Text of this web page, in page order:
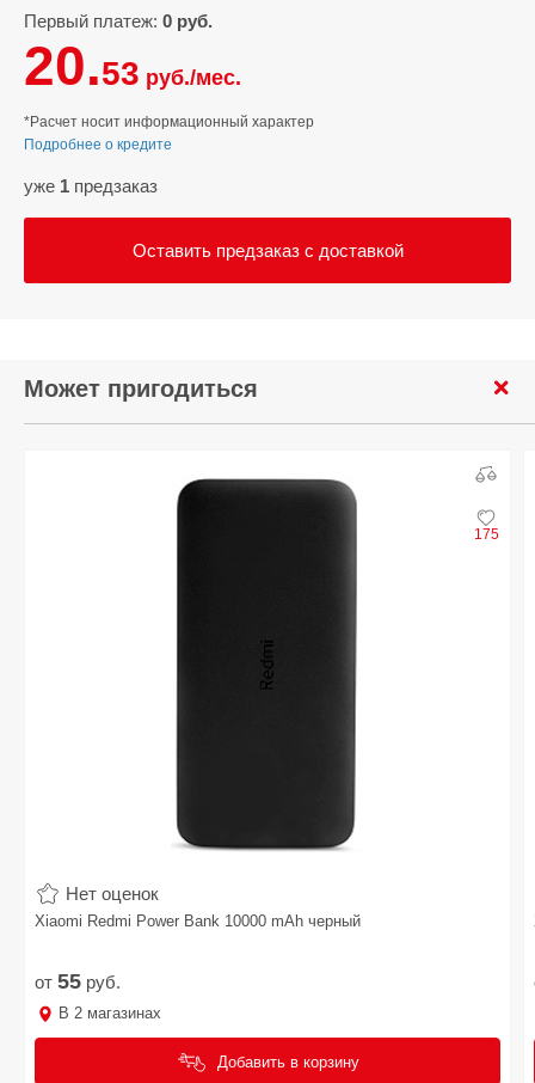
Первый платеж: 0 руб.
20.53 руб./мес.
*Расчет носит информационный характер
Подробнее о кредите
уже 1 предзаказ
Оставить предзаказ с доставкой
Может пригодиться
175
Нет оценок
Xiaomi Redmi Power Bank 10000 mAh черный
от 55 руб.
В 2 магазинах
Добавить в корзину